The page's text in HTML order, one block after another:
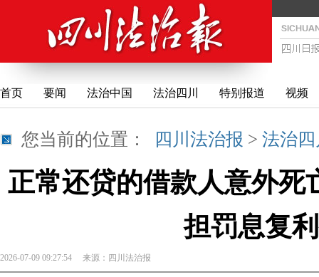
首页 要闻 法治中国 法治四川 特别报道 视频
您当前的位置： 四川法治报 > 法治
正常还贷的借款人意外死
担罚息复
2026-07-09 09:27:54 来源： 四川法治报